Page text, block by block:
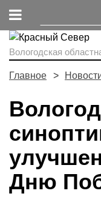
Вологодская
Главное
Дню